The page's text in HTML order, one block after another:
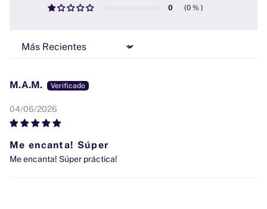
0
Sort by
04/06/2026
M.A.M.
Me encanta! Súper
Me encanta! Súper práctica!